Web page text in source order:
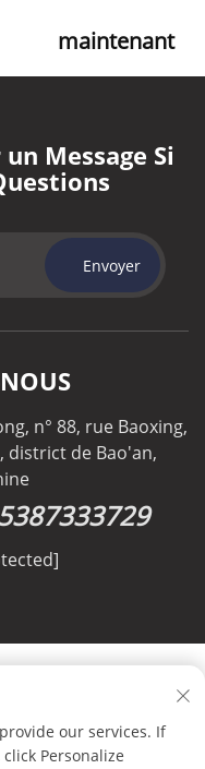
maintenant
Message Si
Envoyer
n° 88, rue Baoxing,
district de Bao'an,
Co., Limited Tous
our services. If
Personalize